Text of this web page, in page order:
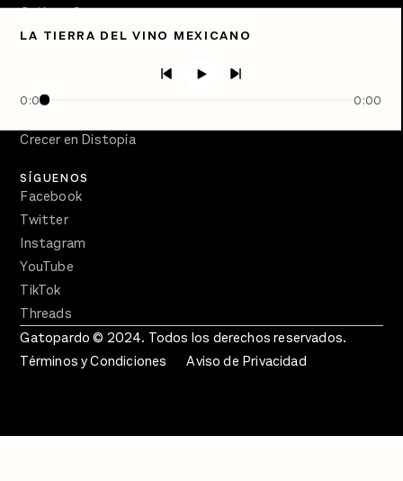
LA TIERRA DEL VINO MEXICANO
0:00 0:00
Quiénes Somos
Directorio
Semanario Gatopardo
Crecer en Distopía
SÍGUENOS
Facebook
Twitter
Instagram
YouTube
TikTok
Threads
Gatopardo © 2024. Todos los derechos reservados.
Términos y Condiciones
Aviso de Privacidad